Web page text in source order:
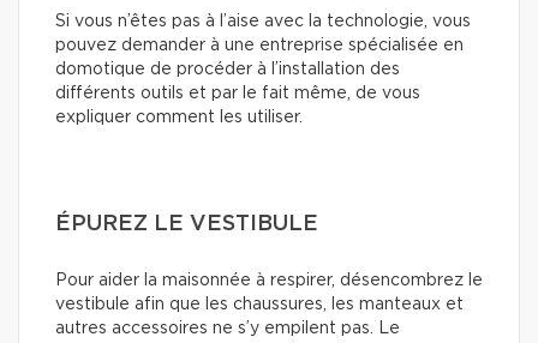
Si vous n’êtes pas à l’aise avec la technologie, vous
pouvez demander à une entreprise spécialisée en
domotique de procéder à l’installation des
différents outils et par le fait même, de vous
expliquer comment les utiliser.
ÉPUREZ LE VESTIBULE
Pour aider la maisonnée à respirer, désencombrez le
vestibule afin que les chaussures, les manteaux et
autres accessoires ne s’y empilent pas. Le